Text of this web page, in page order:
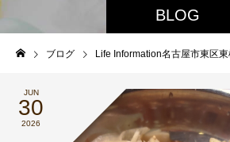
BLOG
ブログ Life Information名古屋市東区
JUN
30
2026